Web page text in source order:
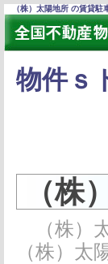
（株）太陽地所 の賃貸駐
物件ｓ
（株
（株）
（株）